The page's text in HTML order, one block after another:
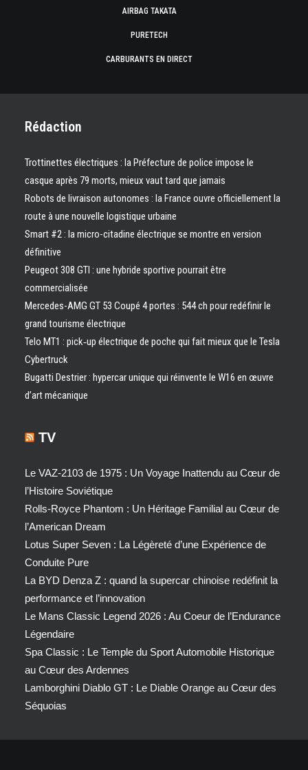
AIRBAG TAKATA
PURETECH
CARBURANTS EN DIRECT
Rédaction
Trottinettes électriques : la Préfecture de police impose le
casque après 79 morts, mieux vaut tard que jamais
Robots de livraison autonomes : la France ouvre officiellement la
route à une nouvelle logistique urbaine
Smart #2 : la micro-citadine électrique se montre en version
définitive
Peugeot 308 GTI : une hybride sportive pourrait être
commercialisée
Mercedes-AMG GT 53 Coupé 4 portes : 544 ch pour redéfinir le
grand tourisme électrique
Telo MT1 : pick‑up électrique de poche qui fait mieux que le Tesla
Cybertruck
Bugatti Destrier : hypercar unique qui réinvente le W16 en œuvre
d’art mécanique
TV
Le VAZ-2103 de 1975 : Un Voyage Inattendu au Cœur de
l’Histoire Soviétique
Rolls-Royce Phantom : Un Héritage Familial au Cœur de
l’American Dream
Lotus Super Seven : La Légèreté d’une Expérience de
Conduite Pure
La BYD Denza Z : quand la supercar chinoise redéfinit la
performance et l’innovation
Le Mans Classic Legend 2026 : Au Coeur de l’Endurance
Légendaire
Spa Classic : Le Temple du Sport Automobile Historique
au Cœur des Ardennes
Lamborghini Diablo GT : Le Diable Orange au Cœur des
Séquoias